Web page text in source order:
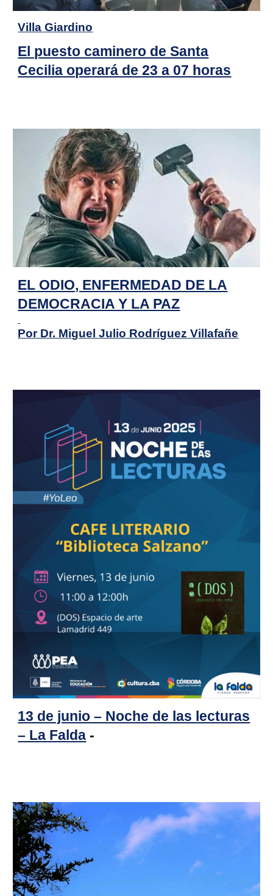
Villa Giardino
El puesto caminero de Santa
Cecilia operará de 23 a 07 horas
EL ODIO, ENFERMEDAD DE LA
DEMOCRACIA Y LA PAZ
Por Dr. Miguel Julio Rodríguez Villafañe
13 de junio – Noche de las lecturas
– La Falda -